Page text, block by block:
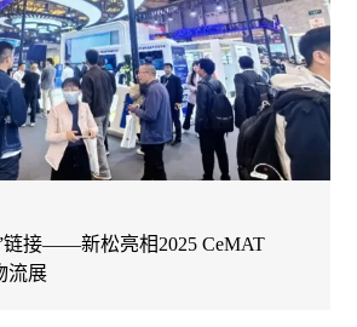
链接——新松亮相2025 CeMAT
流展